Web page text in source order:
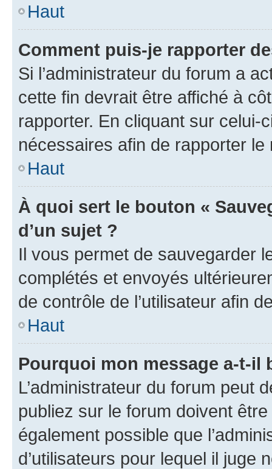
Haut
Comment puis-je rapporter
Si l’administrateur du forum a
cette fin devrait être affiché à
rapporter. En cliquant sur
nécessaires afin de rapporter le
Haut
À quoi sert le bouton «
d’un sujet ?
Il vous permet de sauvegarder
complétés et envoyés
de contrôle de l’utilisateur afin
Haut
Pourquoi mon message a-t-il
L’administrateur du forum peut
publiez sur le forum doivent
également possible que
d’utilisateurs pour lequel il juge